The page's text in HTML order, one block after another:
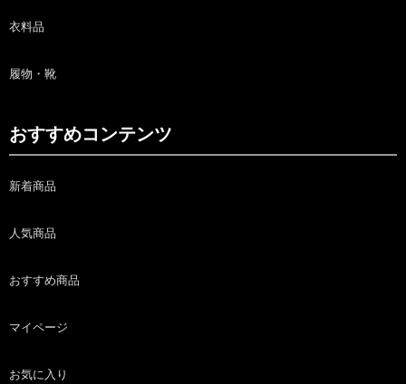
衣料品
履物・靴
おすすめコンテンツ
新着商品
人気商品
おすすめ商品
マイページ
お気に入り